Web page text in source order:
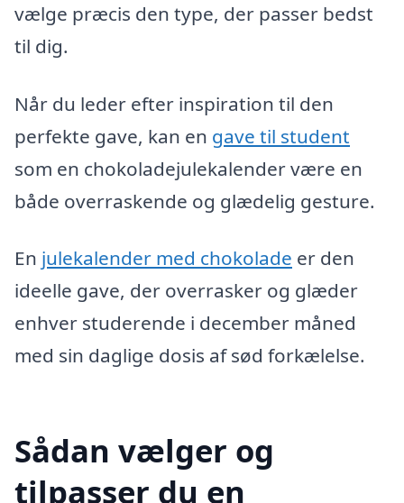
vælge præcis den type, der passer bedst
til dig.
Når du leder efter inspiration til den
perfekte gave, kan en gave til student
som en chokoladejulekalender være en
både overraskende og glædelig gesture.
En julekalender med chokolade er den
ideelle gave, der overrasker og glæder
enhver studerende i december måned
med sin daglige dosis af sød forkælelse.
Sådan vælger og
tilpasser du en